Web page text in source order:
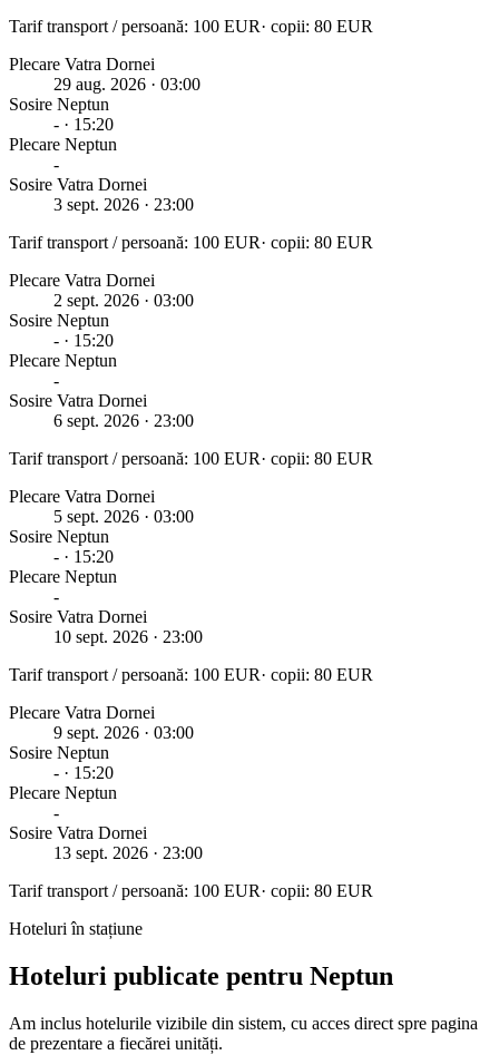
Tarif transport / persoană: 100 EUR· copii: 80 EUR
Plecare Vatra Dornei
29 aug. 2026 · 03:00
Sosire Neptun
- · 15:20
Plecare Neptun
-
Sosire Vatra Dornei
3 sept. 2026 · 23:00
Tarif transport / persoană: 100 EUR· copii: 80 EUR
Plecare Vatra Dornei
2 sept. 2026 · 03:00
Sosire Neptun
- · 15:20
Plecare Neptun
-
Sosire Vatra Dornei
6 sept. 2026 · 23:00
Tarif transport / persoană: 100 EUR· copii: 80 EUR
Plecare Vatra Dornei
5 sept. 2026 · 03:00
Sosire Neptun
- · 15:20
Plecare Neptun
-
Sosire Vatra Dornei
10 sept. 2026 · 23:00
Tarif transport / persoană: 100 EUR· copii: 80 EUR
Plecare Vatra Dornei
9 sept. 2026 · 03:00
Sosire Neptun
- · 15:20
Plecare Neptun
-
Sosire Vatra Dornei
13 sept. 2026 · 23:00
Tarif transport / persoană: 100 EUR· copii: 80 EUR
Hoteluri în stațiune
Hoteluri publicate pentru Neptun
Am inclus hotelurile vizibile din sistem, cu acces direct spre pagina
de prezentare a fiecărei unități.